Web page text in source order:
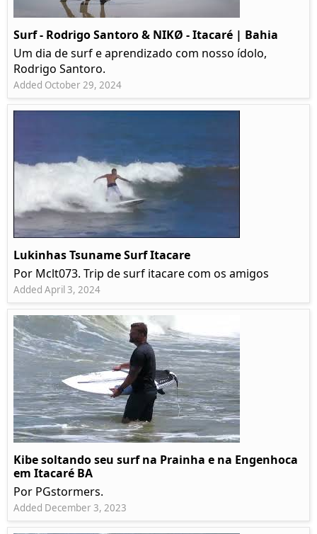
Surf - Rodrigo Santoro & NIKØ - Itacaré | Bahia
Um dia de surf e aprendizado com nosso ídolo,
Rodrigo Santoro.
Added October 29, 2024
Lukinhas Tsuname Surf Itacare
Por Mclt073. Trip de surf itacare com os amigos
Added April 3, 2024
Kibe soltando seu surf na Prainha e na Engenhoca
em Itacaré BA
Por PGstormers.
Added December 3, 2023